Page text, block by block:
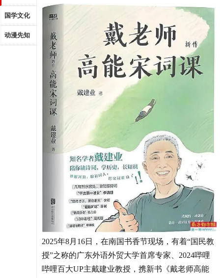
国学文化
动漫先知
2025年8月16日，在南国书香节现场，有着“国民教
授”之称的广东外语外贸大学首席专家、2024哔哩
哔哩百大UP主戴建业教授，携新书《戴老师高能